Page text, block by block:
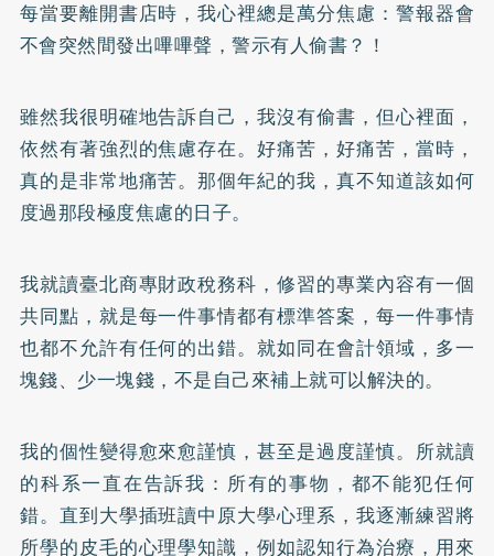
每當要離開書店時，我心裡總是萬分焦慮：警報器會
不會突然間發出嗶嗶聲，警示有人偷書？！
雖然我很明確地告訴自己，我沒有偷書，但心裡面，
依然有著強烈的焦慮存在。好痛苦，好痛苦，當時，
真的是非常地痛苦。那個年紀的我，真不知道該如何
度過那段極度焦慮的日子。
我就讀臺北商專財政稅務科，修習的專業內容有一個
共同點，就是每一件事情都有標準答案，每一件事情
也都不允許有任何的出錯。就如同在會計領域，多一
塊錢、少一塊錢，不是自己來補上就可以解決的。
我的個性變得愈來愈謹慎，甚至是過度謹慎。所就讀
的科系一直在告訴我：所有的事物，都不能犯任何
錯。直到大學插班讀中原大學心理系，我逐漸練習將
所學的皮毛的心理學知識，例如認知行為治療，用來